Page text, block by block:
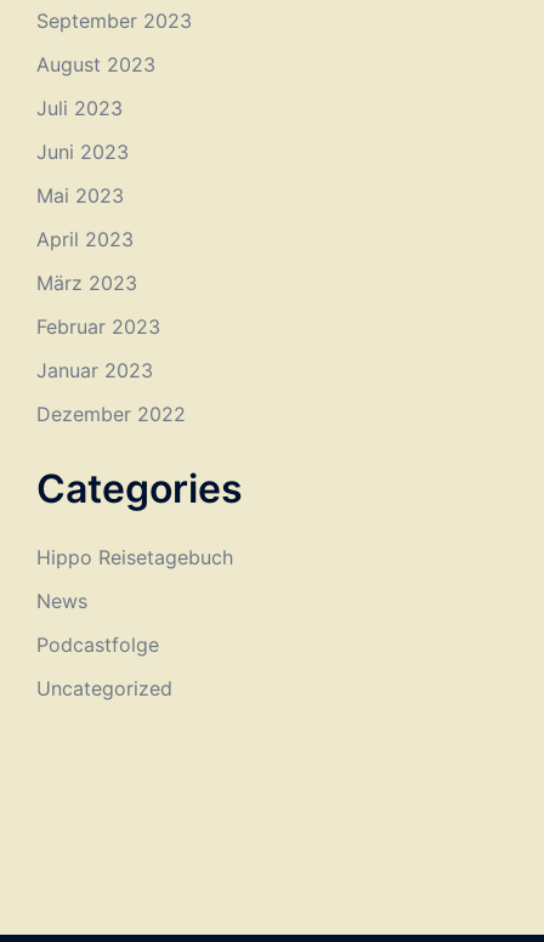
September 2023
August 2023
Juli 2023
Juni 2023
Mai 2023
April 2023
März 2023
Februar 2023
Januar 2023
Dezember 2022
Categories
Hippo Reisetagebuch
News
Podcastfolge
Uncategorized